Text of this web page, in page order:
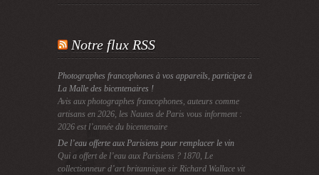
Notre flux RSS
Photographes francophones à vos appareils, participez à
La Malle des bicentenaires !
Avis aux photographes francophones, auteurs comme
artisans en 2026, les Nautes de Paris vous informent :
2026 est l’année du bicentenaire
De l’eau offerte aux Parisiens pour remplacer le vin
Qui a offert de l’eau aux Parisiens ? 1870, Le
collectionneur d’art britannique sir Richard Wallace vit